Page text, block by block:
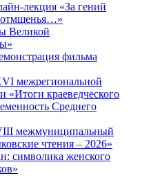
лекция «За гений
отмщенья…»
Великой
фильма
межрегиональной
«Итоги краеведческого
Среднего
межмуниципальный
чтения – 2026»
символика женского